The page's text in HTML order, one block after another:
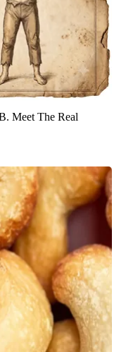
Meet The Real